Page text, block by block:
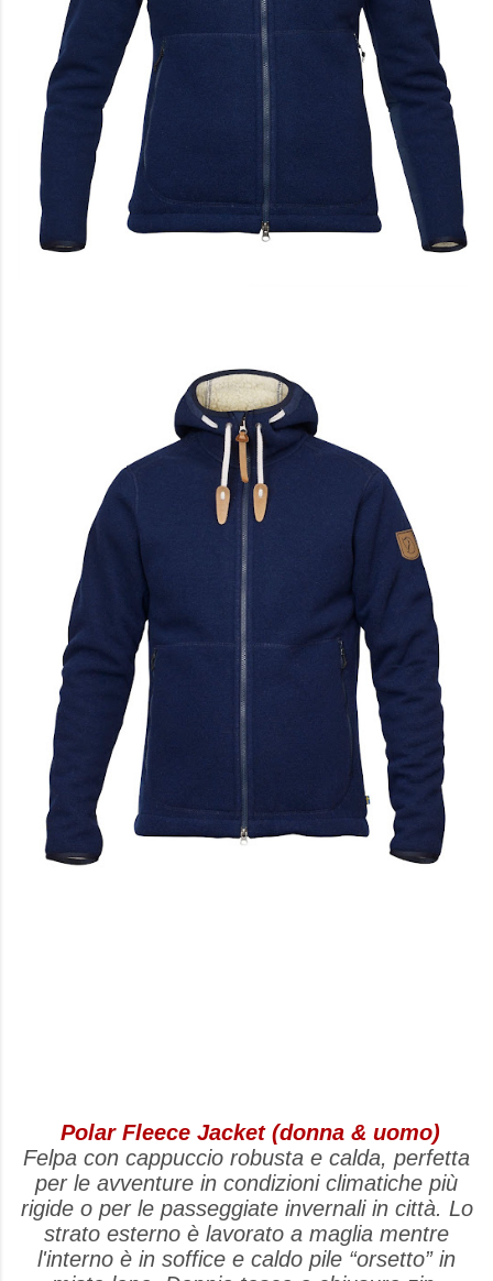
Polar Fleece Jacket (donna & uomo)
Felpa con cappuccio robusta e calda, perfetta
per le avventure in condizioni climatiche più
rigide o per le passeggiate invernali in città. Lo
strato esterno è lavorato a maglia mentre
l'interno è in soffice e caldo pile “orsetto” in